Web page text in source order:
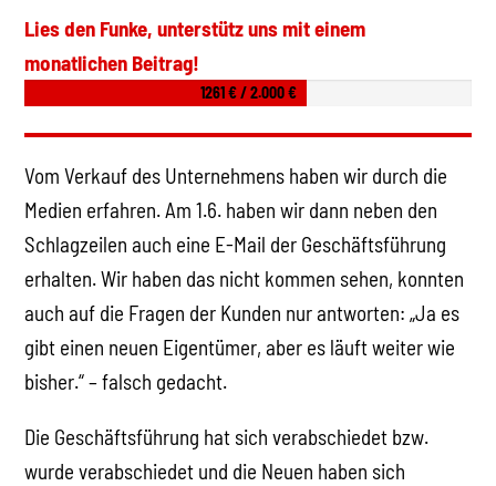
Lies den Funke, unterstütz uns mit einem
monatlichen Beitrag!
1261 € / 2.000 €
Vom Verkauf des Unternehmens haben wir durch die
Medien erfahren. Am 1.6. haben wir dann neben den
Schlagzeilen auch eine E-Mail der Geschäftsführung
erhalten. Wir haben das nicht kommen sehen, konnten
auch auf die Fragen der Kunden nur antworten: „Ja es
gibt einen neuen Eigentümer, aber es läuft weiter wie
bisher.“ – falsch gedacht.
Die Geschäftsführung hat sich verabschiedet bzw.
wurde verabschiedet und die Neuen haben sich